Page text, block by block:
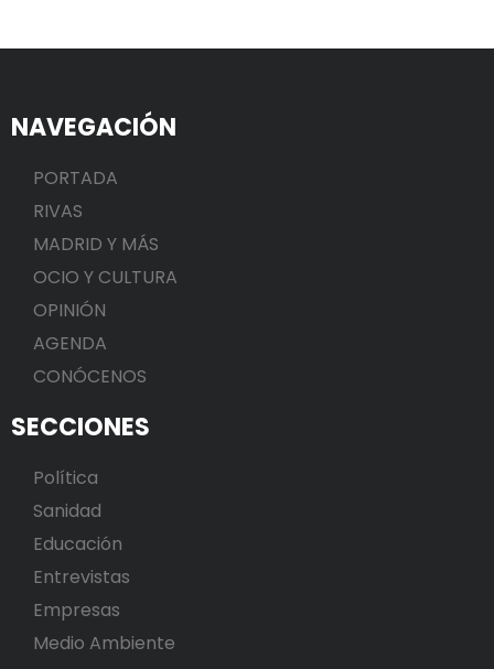
NAVEGACIÓN
PORTADA
RIVAS
MADRID Y MÁS
OCIO Y CULTURA
OPINIÓN
AGENDA
CONÓCENOS
SECCIONES
Política
Sanidad
Educación
Entrevistas
Empresas
Medio Ambiente